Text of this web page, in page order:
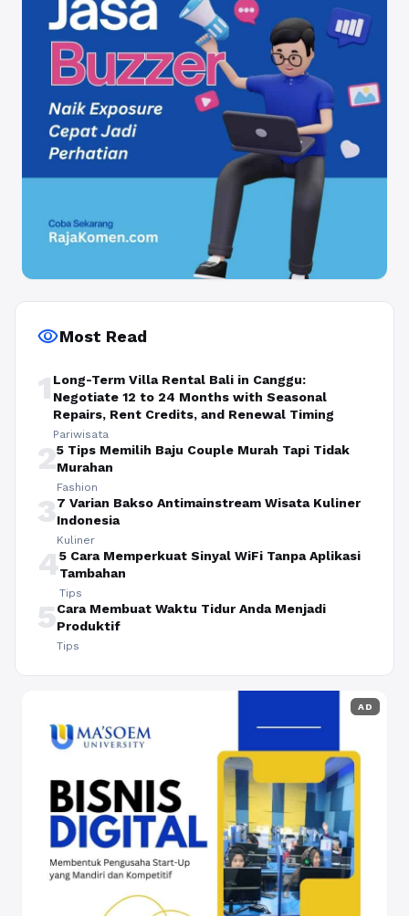
visibilityMost Read
1 Long-Term Villa Rental Bali in Canggu:
Negotiate 12 to 24 Months with Seasonal
Repairs, Rent Credits, and Renewal Timing
Pariwisata
25 Tips Memilih Baju Couple Murah Tapi Tidak
Murahan
Fashion
37 Varian Bakso Antimainstream Wisata Kuliner
Indonesia
Kuliner
45 Cara Memperkuat Sinyal WiFi Tanpa Aplikasi
Tambahan
Tips
5Cara Membuat Waktu Tidur Anda Menjadi
Produktif
Tips
AD